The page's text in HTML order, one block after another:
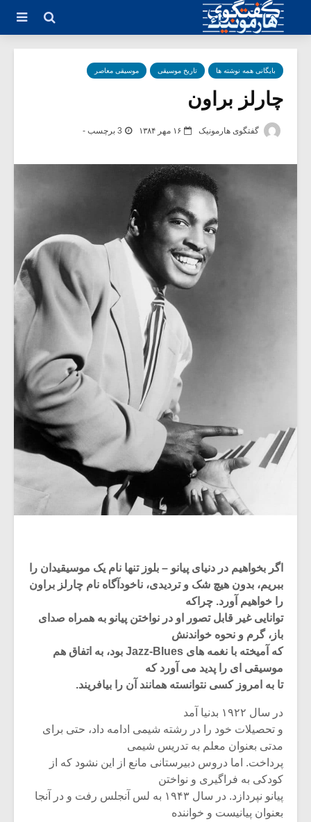
بایگانی همه نوشته ها تاریخ موسیقی موسیقی معاصر
چارلز براون
گفتگوی هارمونیک ۱۶ مهر ۱۳۸۴ 3 برچسب -
اگر بخواهیم در دنیای پیانو – بلوز تنها نام یک موسیقیدان را
ببریم، بدون هیچ شک و تردیدی، ناخودآگاه نام چارلز براون
را خواهیم آورد. چراکه
توانایی غیر قابل تصور او در نواختن پیانو به همراه صدای
باز، گرم و نحوه خواندنش
که آمیخته با نغمه های Jazz-Blues بود، به اتفاق هم
موسیقی ای را پدید می آورد که
تا به امروز کسی نتوانسته همانند آن را بیافریند.
در سال ۱۹۲۲ بدنیا آمد
و تحصیلات خود را در رشته شیمی ادامه داد، حتی برای
مدتی بعنوان معلم به تدریس شیمی
پرداخت. اما دروس دبیرستانی مانع از این نشود که از
کودکی به فراگیری و نواختن
پیانو نپردازد. در سال ۱۹۴۳ به لس آنجلس رفت و در آنجا
بعنوان پیانیست و خواننده